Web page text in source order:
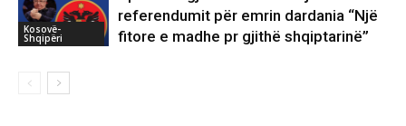
Kosovë-
Shqipëri
referendumit për emrin dardania “Një
fitore e madhe pr gjithë shqiptarinë”